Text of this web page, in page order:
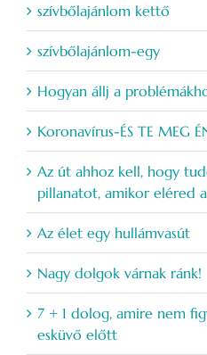
szívbőlajánlom kettő
szívbőlajánlom-egy
Hogyan állj a
Koronavírus-ÉS TE MEG
Az út ahhoz kell, hogy
pillanatot, amikor eléred
Az élet egy hullámvasút
Nagy dolgok várnak ránk!
7 + 1 dolog, amire nem
esküvő előtt